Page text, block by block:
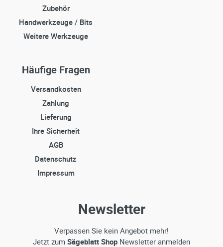
Zubehör
Handwerkzeuge / Bits
Weitere Werkzeuge
Häufige Fragen
Versandkosten
Zahlung
Lieferung
Ihre Sicherheit
AGB
Datenschutz
Impressum
Newsletter
Verpassen Sie kein Angebot mehr!
Jetzt zum Sägeblatt Shop Newsletter anmelden